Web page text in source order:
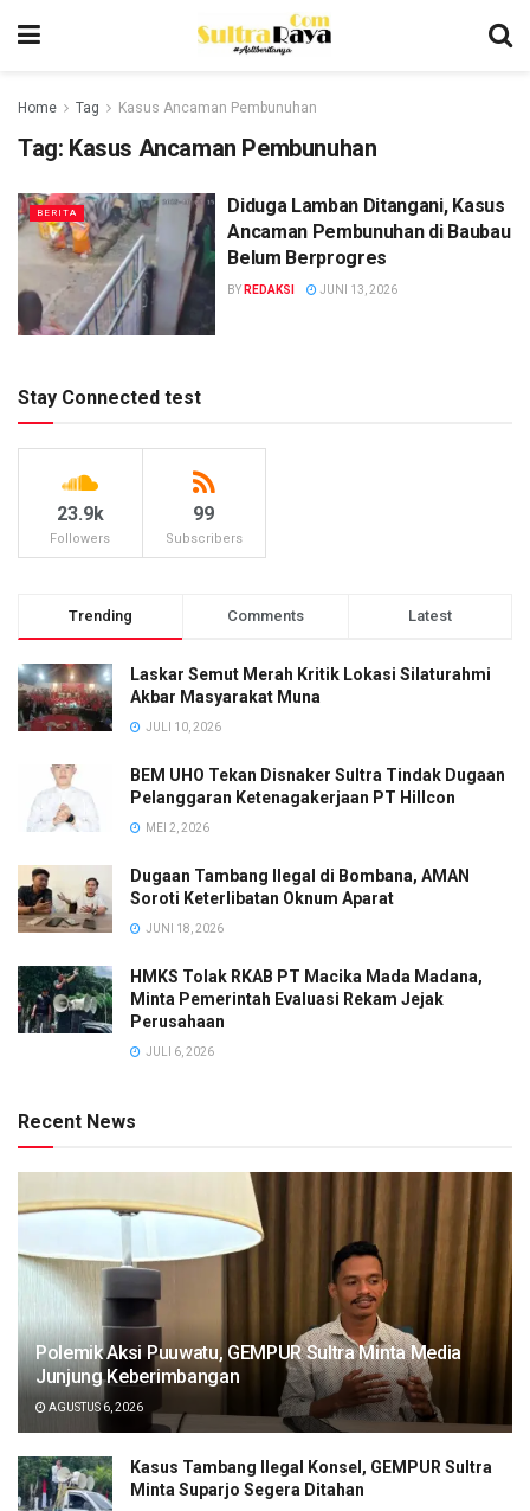
Home Tag Kasus Ancaman Pembunuhan
Tag: Kasus Ancaman Pembunuhan
BERITA
Diduga Lamban Ditangani, Kasus
Ancaman Pembunuhan di Baubau
Belum Berprogres
BY REDAKSI JUNI 13, 2026
Stay Connected test
23.9k
Followers
99
Subscribers
Trending Comments Latest
Laskar Semut Merah Kritik Lokasi Silaturahmi
Akbar Masyarakat Muna
JULI 10, 2026
BEM UHO Tekan Disnaker Sultra Tindak Dugaan
Pelanggaran Ketenagakerjaan PT Hillcon
MEI 2, 2026
Dugaan Tambang Ilegal di Bombana, AMAN
Soroti Keterlibatan Oknum Aparat
JUNI 18, 2026
HMKS Tolak RKAB PT Macika Mada Madana,
Minta Pemerintah Evaluasi Rekam Jejak
Perusahaan
JULI 6, 2026
Recent News
Polemik Aksi Puuwatu, GEMPUR Sultra Minta Media
Junjung Keberimbangan
AGUSTUS 6, 2026
Kasus Tambang Ilegal Konsel, GEMPUR Sultra
Minta Suparjo Segera Ditahan